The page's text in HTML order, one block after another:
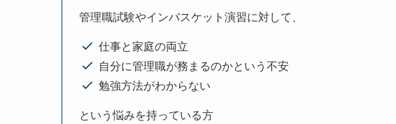
管理職試験やインバスケット演習に対して、
仕事と家庭の両立
自分に管理職が務まるのかという不安
勉強方法がわからない
という悩みを持っている方